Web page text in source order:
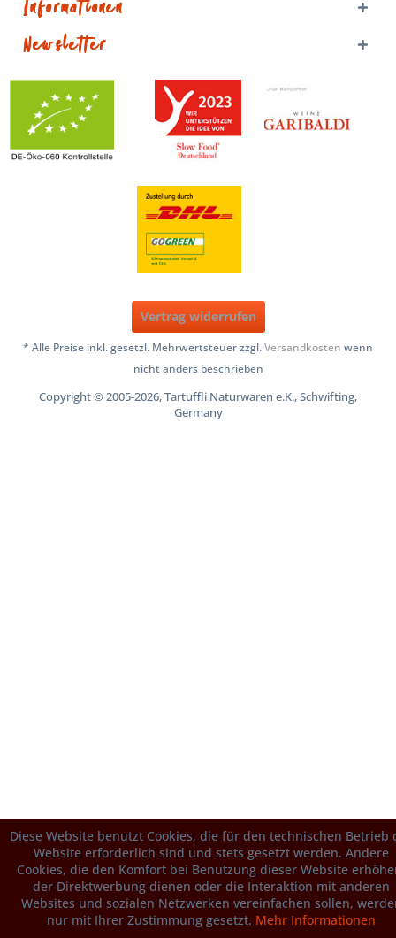
Informationen
Newsletter
Vertrag widerrufen
* Alle Preise inkl. gesetzl. Mehrwertsteuer zzgl.Versandkosten wenn
nicht anders beschrieben
Copyright © 2005-2026, Tartuffli Naturwaren e.K., Schwifting,
Germany
Diese Website benutzt Cookies, die für den technischen Betrieb
Website erforderlich sind und stets gesetzt werden. Andere
Cookies, die den Komfort bei Benutzung dieser Website
der Direktwerbung dienen oder die Interaktion mit anderen
Websites und sozialen Netzwerken vereinfachen sollen,
nur mit Ihrer Zustimmung gesetzt. Mehr Informationen